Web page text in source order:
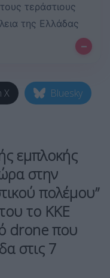
τεράστιους
της Ελλάδας
–
X Bluesky
εμπλοκής
στην
πολέμου”
το ΚΚΕ
drone που
στις 7